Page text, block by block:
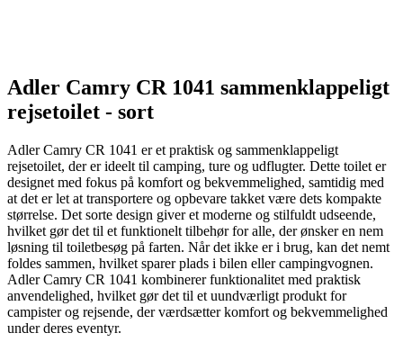
Adler Camry CR 1041 sammenklappeligt
rejsetoilet - sort
Adler Camry CR 1041 er et praktisk og sammenklappeligt
rejsetoilet, der er ideelt til camping, ture og udflugter. Dette toilet er
designet med fokus på komfort og bekvemmelighed, samtidig med
at det er let at transportere og opbevare takket være dets kompakte
størrelse. Det sorte design giver et moderne og stilfuldt udseende,
hvilket gør det til et funktionelt tilbehør for alle, der ønsker en nem
løsning til toiletbesøg på farten. Når det ikke er i brug, kan det nemt
foldes sammen, hvilket sparer plads i bilen eller campingvognen.
Adler Camry CR 1041 kombinerer funktionalitet med praktisk
anvendelighed, hvilket gør det til et uundværligt produkt for
campister og rejsende, der værdsætter komfort og bekvemmelighed
under deres eventyr.